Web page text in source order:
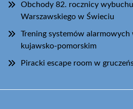
Obchody 82. rocznicy
Warszawskiego w Świeciu
Trening systemów
kujawsko-pomorskim
Piracki escape room w